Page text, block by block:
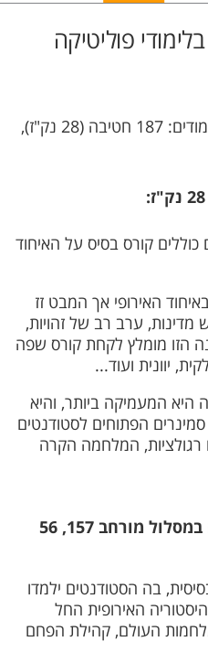
פוליטיקה
הלימודים מציעים 2 מסלולי לימודים: 187 חטיבה (28 נק"ז),
קורס בסיס על האיחוד
האירופי אך המבט זז
מדינות, ערב רב של זהויות,
הזו מומלץ לקחת קורס שפה
יוונית ועוד...
המעמיקה ביותר, והיא
הפתוחים לסטודנטים
המלחמה הקרה
מסלול שני: לימודי אירופה במסלול מורחב 157, 56
בה הסטודנטים ילמדו
האירופית החל
העולם, קהילת הפחם